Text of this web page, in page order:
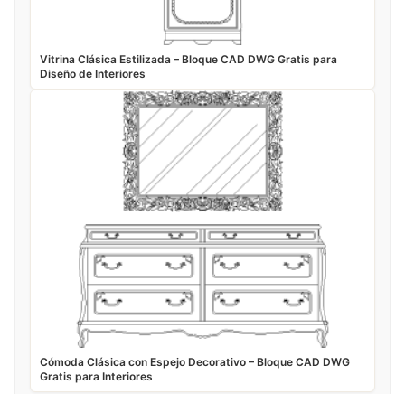
Vitrina Clásica Estilizada – Bloque CAD DWG Gratis para
Diseño de Interiores
Cómoda Clásica con Espejo Decorativo – Bloque CAD DWG
Gratis para Interiores